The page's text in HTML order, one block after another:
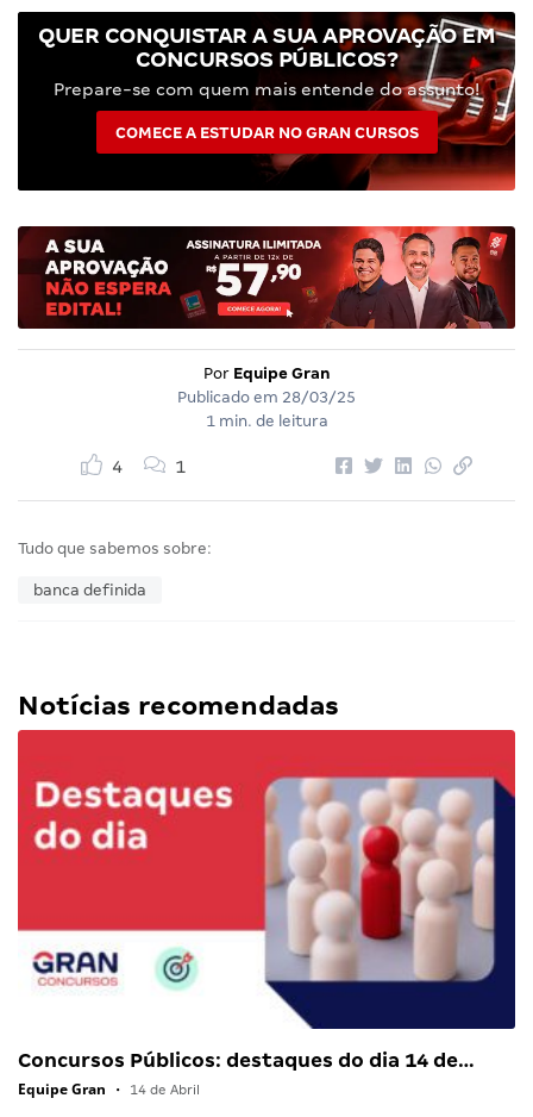
QUER CONQUISTAR A SUA APROVAÇÃO EM
CONCURSOS PÚBLICOS?
Prepare-se com quem mais entende do assunto!
COMECE A ESTUDAR NO GRAN CURSOS
Por Equipe Gran
Publicado em 28/03/25
1 min. de leitura
4 1
Tudo que sabemos sobre:
banca definida
Notícias recomendadas
Concursos Públicos: destaques do dia 14 de…
Equipe Gran • 14 de Abril